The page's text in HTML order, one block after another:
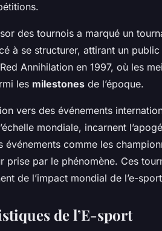
des tournois a marqué un
à se structurer, attirant un
Annihilation en 1997, où les
les milestones de l’époque.
vers des événements
mondiale, incarnent
événements comme les
prise par le phénomène. Ces
de l’impact mondial de l’e-
de l’E-sport